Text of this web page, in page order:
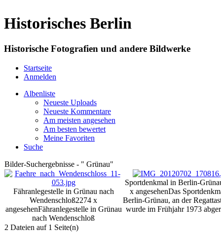
Historisches Berlin
Historische Fotografien und andere Bildwerke
Startseite
Anmelden
Albenliste
Neueste Uploads
Neueste Kommentare
Am meisten angesehen
Am besten bewertet
Meine Favoriten
Suche
Bilder-Suchergebnisse - " Grünau"
Fähranlegestelle in Grünau nach
Wendenschloß2274 x
angesehenFähranlegestelle in Grünau
nach Wendenschloß
Sportdenkmal in Berlin-
x angesehenDas
Berlin-Grünau, an der
wurde im Frühjahr 1973
2 Dateien auf 1 Seite(n)